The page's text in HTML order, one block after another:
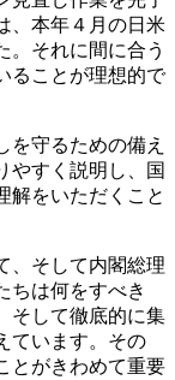
、本年４月の日米
。それに間に合う
ることが理想的で
守るための備え
やすく説明し、国
解をいただくこと
、そして内閣総理
ちは何をすべき
そして徹底的に集
ています。その
とがきわめて重要